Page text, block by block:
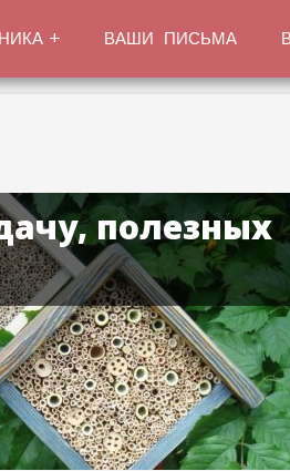
ВАШИ ПИСЬМА
полезных